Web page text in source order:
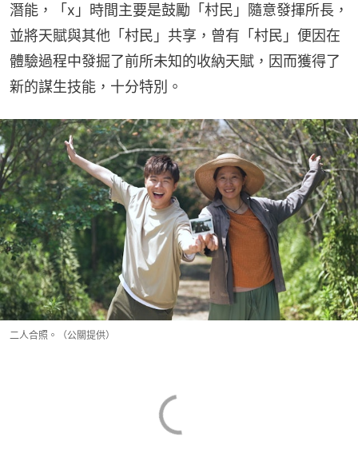
潛能，「x」時間主要是鼓勵「村民」隨意發揮所長，
並將天賦與其他「村民」共享，曾有「村民」便因在
體驗過程中發掘了前所未知的收納天賦，因而獲得了
新的謀生技能，十分特別。
二人合照。（公關提供）